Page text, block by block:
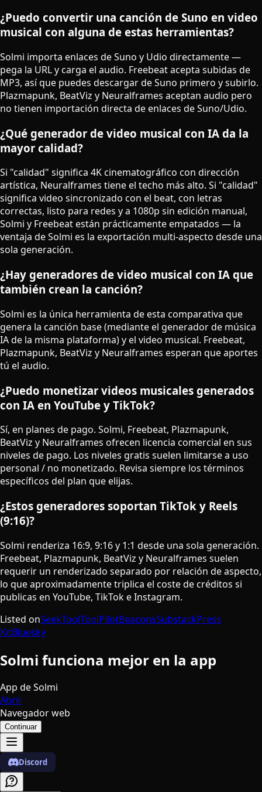
¿Puedo convertir una canción de Suno en video
musical con alguna de estas herramientas?
Solmi importa enlaces de Suno y Udio directamente —
pega la URL y carga el audio. Freebeat acepta subidas de
MP3, así que puedes descargar de Suno primero y subirlo.
Plazmapunk, BeatViz y Neuralframes aceptan audio pero
no tienen importación directa de enlaces de Suno/Udio.
¿Qué generador de video musical con IA da la
mayor calidad?
Si "calidad" significa 4K cinematográfico con dirección
artística, Neuralframes tiene el techo más alto. Si "calidad"
significa video sincronizado con el beat, con letras
correctas, listo para redes y a 1080p sin edición manual,
Solmi y Freebeat están prácticamente empatados — la
ventaja de Solmi es la exportación multi-aspecto desde una
sola generación.
¿Hay generadores de video musical con IA que
también crean la canción?
Solmi es la única herramienta de esta comparativa que
genera la canción base (mediante el generador de música
IA de la misma plataforma) y el video musical. Freebeat,
Plazmapunk, BeatViz y Neuralframes esperan que aportes
tú el audio.
¿Puedo monetizar videos musicales generados
con IA en YouTube y TikTok?
Sí, en planes de pago. Solmi, Freebeat, Plazmapunk,
BeatViz y Neuralframes ofrecen licencia comercial en sus
niveles de pago. Los niveles gratis suelen limitarse a uso
personal / no monetizado. Revisa siempre los términos
específicos del plan que elijas.
¿Estos generadores soportan TikTok y Reels
(9:16)?
Solmi renderiza 16:9, 9:16 y 1:1 desde una sola generación.
Freebeat, Plazmapunk, BeatViz y Neuralframes suelen
requerir un renderizado separado por relación de aspecto,
lo que aproximadamente triplica el coste de créditos si
publicas en YouTube, TikTok e Instagram.
Listed onSeekToolToolPilotBeaconsSubstackPress
KitBluesky
Solmi funciona mejor en la app
App de Solmi
Abrir
Navegador web
Continuar
Discord